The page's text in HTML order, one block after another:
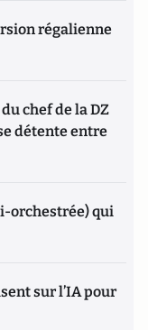
régalienne
chef de la DZ
détente entre
orchestrée) qui
sur l’IA pour